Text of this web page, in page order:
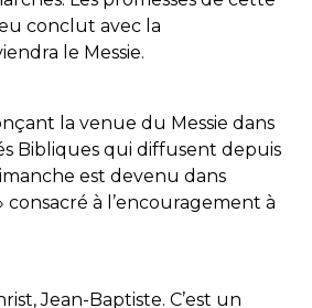
conclut avec la
le Messie.
la venue du Messie dans
Bibliques qui diffusent depuis
est devenu dans
consacré à l’encouragement à
Jean-Baptiste. C’est un